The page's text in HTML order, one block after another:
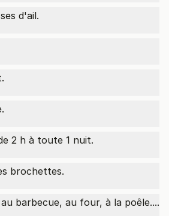
d'ail.
2 h à toute 1 nuit.
brochettes.
barbecue, au four, à la poêle....